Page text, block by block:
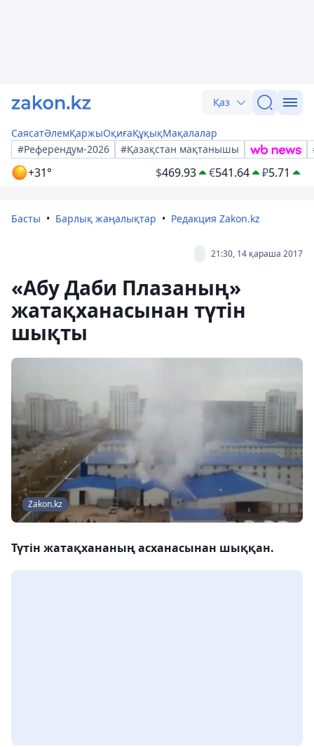
Қаз
СаясатӘлемҚаржыОқиғаҚұқықМақалалар
#Референдум-2026
#Қазақстан мақтанышы
+31° $469.93 €541.64 ₽5.71
Басты Барлық жаңалықтар Редакция Zakon.kz
21:30, 14 қараша 2017
«Абу Даби Плазаның»
жатақханасынан түтін
шықты
Zakon.kz
Түтін жатақхананың асханасынан шыққан.